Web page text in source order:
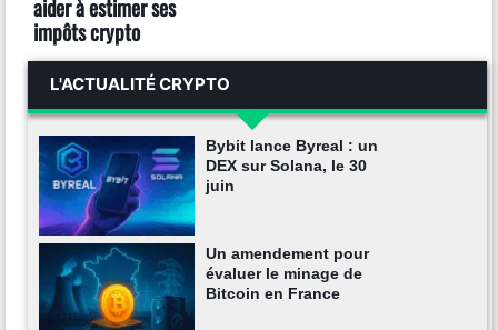
aider à estimer ses
impôts crypto
L'ACTUALITÉ CRYPTO
Bybit lance Byreal : un
DEX sur Solana, le 30
juin
Un amendement pour
évaluer le minage de
Bitcoin en France